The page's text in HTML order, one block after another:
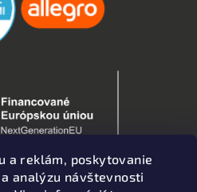
a reklám, poskytovanie
analýzu návštevnosti